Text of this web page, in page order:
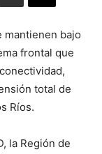
mantienen bajo
frontal que
total de
Ríos.
la Región de